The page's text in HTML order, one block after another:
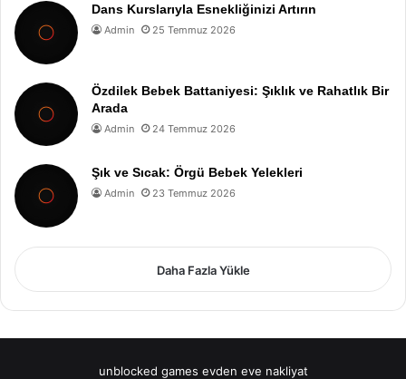
Dans Kurslarıyla Esnekliğinizi Artırın
Admin 25 Temmuz 2026
Özdilek Bebek Battaniyesi: Şıklık ve Rahatlık Bir
Arada
Admin 24 Temmuz 2026
Şık ve Sıcak: Örgü Bebek Yelekleri
Admin 23 Temmuz 2026
Daha Fazla Yükle
unblocked games evden eve nakliyat